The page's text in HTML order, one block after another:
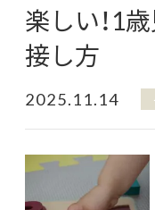
楽しい！1
接し方
2025.11.14